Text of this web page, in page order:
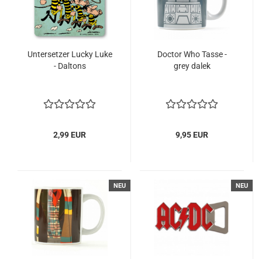
Untersetzer Lucky Luke
- Daltons
2,99 EUR
Doctor Who Tasse -
grey dalek
9,95 EUR
NEU NEU